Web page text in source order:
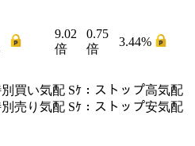
9.02
倍
0.75
倍
3.44%
買い気配 Sｹ ： ストップ高気配
売 り 気配 Sｹ ： ストップ安気配